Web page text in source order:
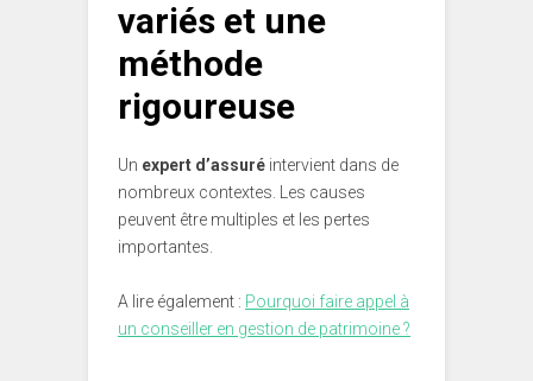
variés et une
méthode
rigoureuse
Un expert d’assuré intervient dans de
nombreux contextes. Les causes
peuvent être multiples et les pertes
importantes.
A lire également : Pourquoi faire appel à
un conseiller en gestion de patrimoine ?